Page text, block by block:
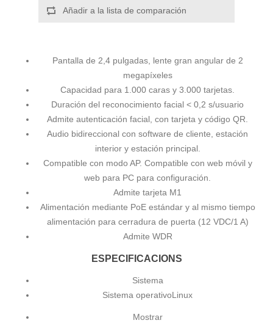
Añadir a la lista de comparación
Pantalla de 2,4 pulgadas, lente gran angular de 2
megapíxeles
Capacidad para 1.000 caras y 3.000 tarjetas.
Duración del reconocimiento facial < 0,2 s/usuario
Admite autenticación facial, con tarjeta y código QR.
Audio bidireccional con software de cliente, estación
interior y estación principal.
Compatible con modo AP. Compatible con web móvil y
web para PC para configuración.
Admite tarjeta M1
Alimentación mediante PoE estándar y al mismo tiempo
alimentación para cerradura de puerta (12 VDC/1 A)
Admite WDR
ESPECIFICACIONS
Sistema
Sistema operativoLinux
Mostrar